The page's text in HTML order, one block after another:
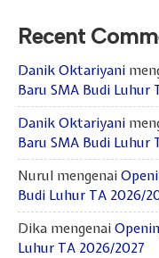
Recent
Danik Oktariyani
Baru SMA Budi Luhur
Danik Oktariyani
Baru SMA Budi Luhur
Nurul mengenai
Budi Luhur TA 2026/
Dika mengenai
Luhur TA 2026/2027